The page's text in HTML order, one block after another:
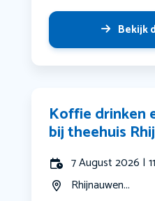
Bekijk
Koffie drinken
bij theehuis
7 August 2026 |
Rhijnauwen...